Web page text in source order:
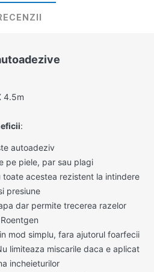
4.5m
:
autoadeziv
pe piele, par sau plagi
toate acestea rezistent la intindere
presiune
dar permite trecerea razelor
Roentgen
mod simplu, fara ajutorul foarfecii
limiteaza miscarile daca e aplicat
incheieturilor